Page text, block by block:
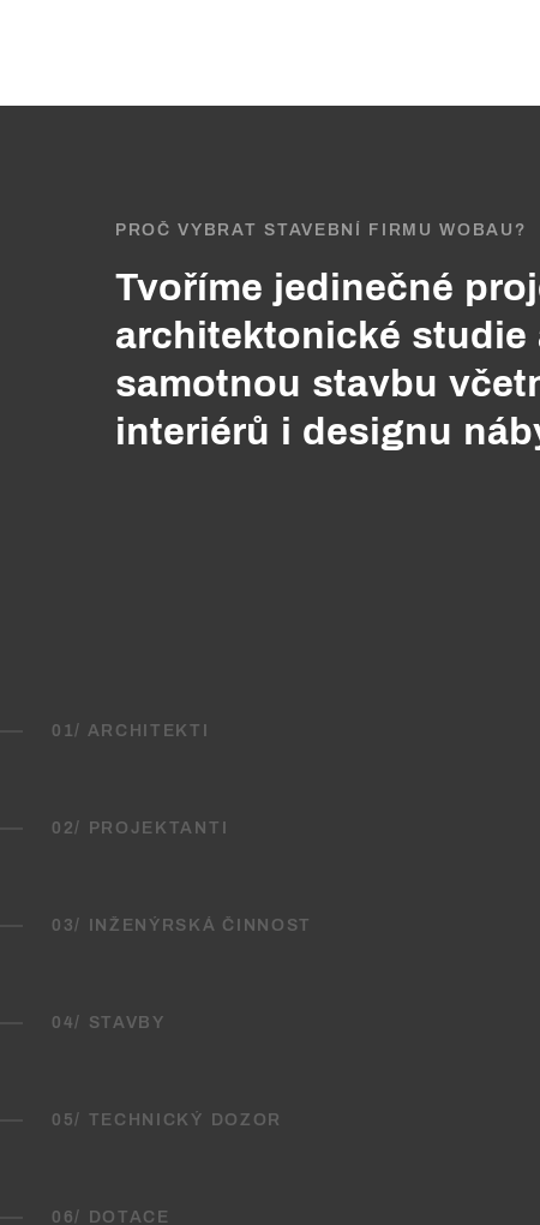
PROČ VYBRAT STAVEBNÍ FIRMU WOBAU?
Tvoříme jedinečné
architektonické studie
samotnou stavbu
interiérů i designu
01/ ARCHITEKTI
02/ PROJEKTANTI
03/ INŽENÝRSKÁ ČINNOST
04/ STAVBY
05/ TECHNICKÝ DOZOR
06/ DOTACE